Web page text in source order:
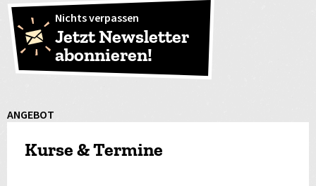
Nichts verpassen
Jetzt Newsletter
abonnieren!
ANGEBOT
Kurse & Termine